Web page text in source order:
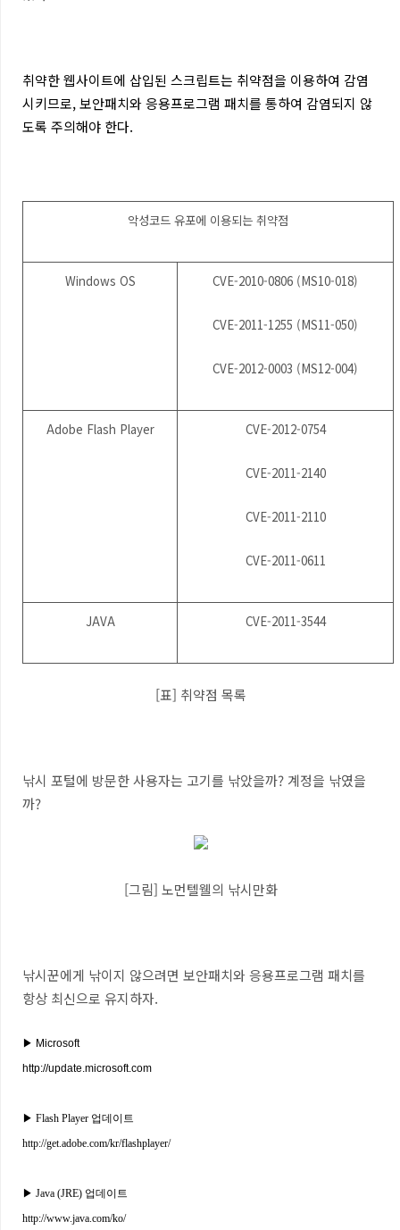
취약한 웹사이트에 삽입된 스크립트는 취약점을 이용하여 감염
시키므로, 보안패치와 응용프로그램 패치를 통하여 감염되지 않
도록 주의해야 한다.
악성코드 유포에 이용되는 취약점
Windows OS CVE-2010-0806 (MS10-018)
CVE-2011-1255 (MS11-050)
CVE-2012-0003 (MS12-004)
Adobe Flash Player CVE-2012-0754
CVE-2011-2140
CVE-2011-2110
CVE-2011-0611
JAVA CVE-2011-3544
[표] 취약점 목록
낚시 포털에 방문한 사용자는 고기를 낚았을까? 계정을 낚였을
까?
[그림] 노먼텔웰의 낚시만화
낚시꾼에게 낚이지 않으려면 보안패치와 응용프로그램 패치를
항상 최신으로 유지하자.
▶ Microsoft
http://update.microsoft.com
▶ Flash Player 업데이트
http://get.adobe.com/kr/flashplayer/
▶ Java (JRE) 업데이트
http://www.java.com/ko/